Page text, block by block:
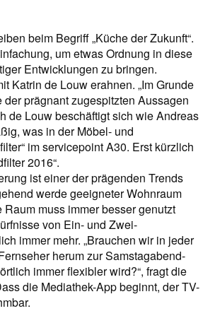
beim Begriff „Küche der Zukunft“.
um etwas Ordnung in diese
Entwicklungen zu bringen.
Katrin de Louw erahnen. „Im Grunde
prägnant zugespitzten Aussagen
de Louw beschäftigt sich wie Andreas
was in der Möbel- und
im servicepoint A30. Erst kürzlich
2016“.
ist einer der prägenden Trends
werde geeigneter Wohnraum
muss immer besser genutzt
von Ein- und Zwei-
immer mehr. „Brauchen wir in jeder
herum zur Samstagabend-
immer flexibler wird?“, fragt die
die Mediathek-App beginnt, der TV-